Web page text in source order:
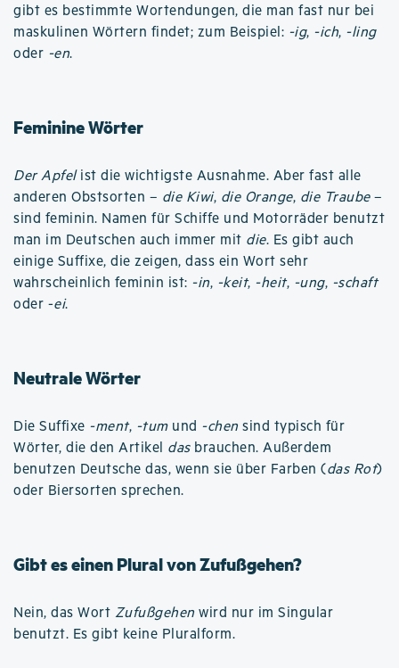
gibt es bestimmte Wortendungen, die man fast nur bei
maskulinen Wörtern findet; zum Beispiel: -ig, -ich, -ling
oder -en.
Feminine Wörter
Der Apfelist die wichtigste Ausnahme. Aber fast alle
anderen Obstsorten – die Kiwi, die Orange, die Traube–
sind feminin. Namen für Schiffe und Motorräder benutzt
man im Deutschen auch immer mit die. Es gibt auch
einige Suffixe, die zeigen, dass ein Wort sehr
wahrscheinlich feminin ist: -in, -keit, -heit, -ung, -schaft
oder -ei.
Neutrale Wörter
Die Suffixe -ment, -tumund -chen sind typisch für
Wörter, die den Artikel dasbrauchen. Außerdem
benutzen Deutsche das, wenn sie über Farben (das Rot)
oder Biersorten sprechen.
Gibt es einen Plural von Zufußgehen?
Nein, das Wort Zufußgehen wird nur im Singular
benutzt. Es gibt keine Pluralform.